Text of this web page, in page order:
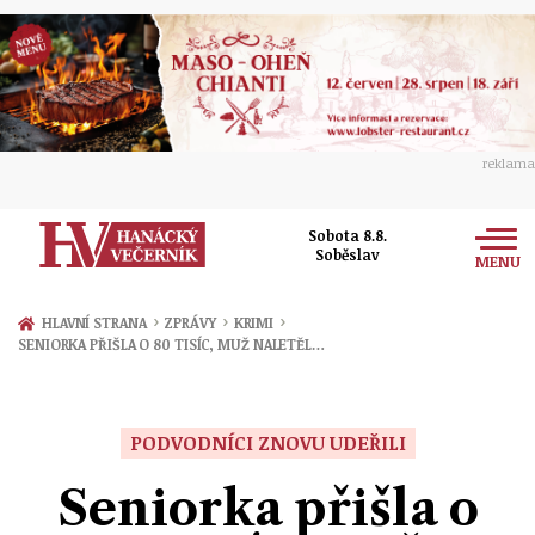
reklama
Sobota 8.8.
Soběslav
MENU
Zprávy
Přerov
Ekonomika
Ženy
Sport
HLAVNÍ STRANA › ZPRÁVY › KRIMI ›
SENIORKA PŘIŠLA O 80 TISÍC, MUŽ NALETĚL…
PODVODNÍCI ZNOVU UDEŘILI
Seniorka přišla o